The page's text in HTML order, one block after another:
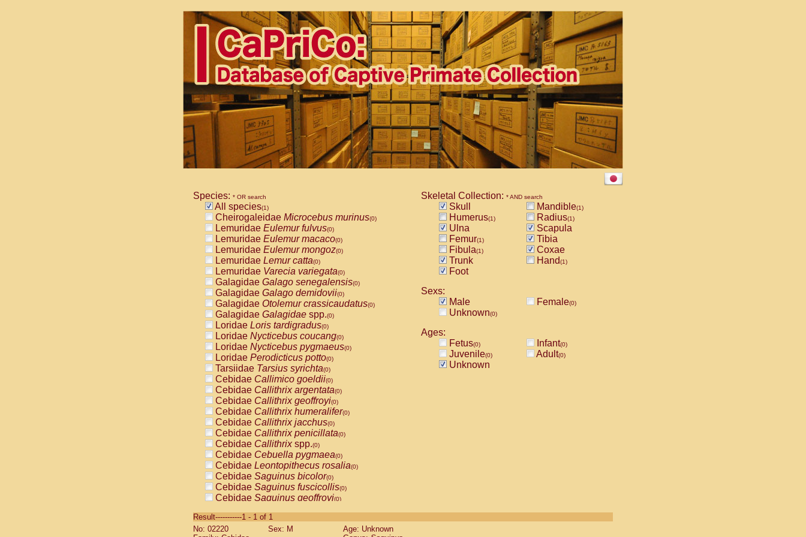
Species: * OR search
All species(1)
Cheirogaleidae Microcebus murinus(0)
Lemuridae Eulemur fulvus(0)
Lemuridae Eulemur macaco(0)
Lemuridae Eulemur mongoz(0)
Lemuridae Lemur catta(0)
Lemuridae Varecia variegata(0)
Galagidae Galago senegalensis(0)
Galagidae Galago demidovii(0)
Galagidae Otolemur crassicaudatus(0)
Galagidae Galagidae spp.(0)
Loridae Loris tardigradus(0)
Loridae Nycticebus coucang(0)
Loridae Nycticebus pygmaeus(0)
Loridae Perodicticus potto(0)
Tarsiidae Tarsius syrichta(0)
Cebidae Callimico goeldii(0)
Cebidae Callithrix argentata(0)
Cebidae Callithrix geoffroyi(0)
Cebidae Callithrix humeralifer(0)
Cebidae Callithrix jacchus(0)
Cebidae Callithrix penicillata(0)
Cebidae Callithrixspp.(0)
Cebidae Cebuella pygmaea(0)
Cebidae Leontopithecus rosalia(0)
Cebidae Saguinus bicolor(0)
Cebidae Saguinus fuscicollis(0)
Cebidae Saguinus geoffroyi(0)
CebidaeSaguinus labiatus(0)
Cebidae Saguinus leucopus (0)
Skeletal Collection: * AND search
Skull Mandible(1)
Humerus(1) Radius(1)
Ulna
Scapula
Femur(1)
Tibia
Fibula(1)
Coxae
Trunk
Hand(1)
Foot
Sexs:
Male
Female(0)
Unknown(0)
Ages:
Fetus(0) Infant(0)
Juvenile(0) Adult(0)
Unknown
Result-----------1 - 1 of 1
No: 02220
Sex: M
Age: Unknown